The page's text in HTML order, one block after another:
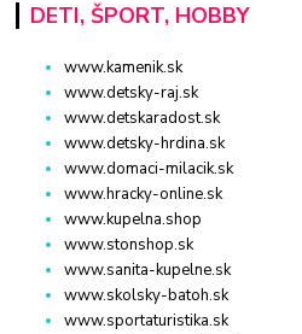
DETI, ŠPORT, HOBBY
www.kamenik.sk
www.detsky-raj.sk
www.detskaradost.sk
www.detsky-hrdina.sk
www.domaci-milacik.sk
www.hracky-online.sk
www.kupelna.shop
www.stonshop.sk
www.sanita-kupelne.sk
www.skolsky-batoh.sk
www.sportaturistika.sk